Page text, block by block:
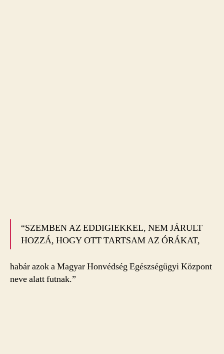
“SZEMBEN AZ EDDIGIEKKEL, NEM JÁRULT
HOZZÁ, HOGY OTT TARTSAM AZ ÓRÁKAT,
habár azok a Magyar Honvédség Egészségügyi Központ
neve alatt futnak.”